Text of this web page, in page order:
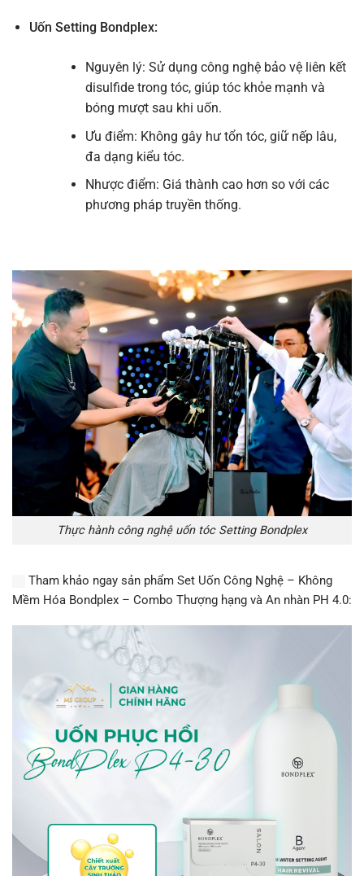
Uốn Setting Bondplex:
Nguyên lý: Sử dụng công nghệ bảo vệ liên kết
disulfide trong tóc, giúp tóc khỏe mạnh và
bóng mượt sau khi uốn.
Ưu điểm: Không gây hư tổn tóc, giữ nếp lâu,
đa dạng kiểu tóc.
Nhược điểm: Giá thành cao hơn so với các
phương pháp truyền thống.
Thực hành công nghệ uốn tóc Setting Bondplex
Tham khảo ngay sản phẩm Set Uốn Công Nghệ – Không
Mềm Hóa Bondplex – Combo Thượng hạng và An nhàn PH 4.0: